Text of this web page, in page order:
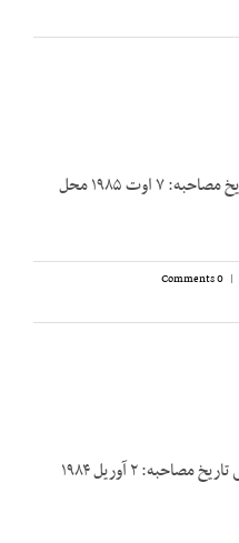
روایت کننده: تیمسار محسن مبصر تاریخ مصاحبه: ۷ اوت ۱۹۸۵ محل
|
0 Comments
روایت‌کننده: دریادار دکتر احمد مدنی تاریخ مصاحبه: ۲ آوریل ۱۹۸۴